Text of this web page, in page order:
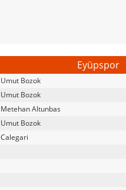
Eyüpspor
Umut Bozok
Umut Bozok
Metehan Altunbas
Umut Bozok
Calegari